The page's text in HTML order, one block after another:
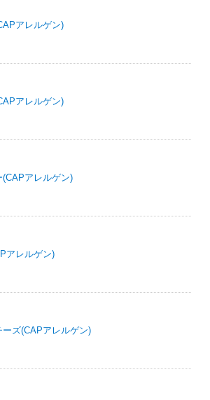
アレルゲン)
アレルゲン)
(CAPアレルゲン)
アレルゲン)
ーズ(CAPアレルゲン)